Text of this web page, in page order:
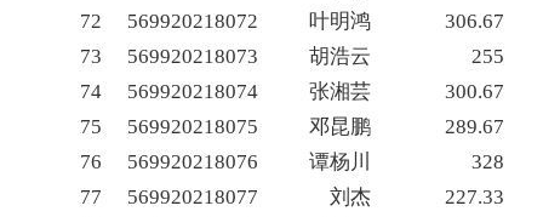
72
569920218072 叶明鸿
306.67
73
569920218073 胡浩云
255
74
569920218074 张湘芸
300.67
75
569920218075 邓昆鹏
289.67
76
569920218076 谭杨川
328
77
569920218077 刘杰
227.33